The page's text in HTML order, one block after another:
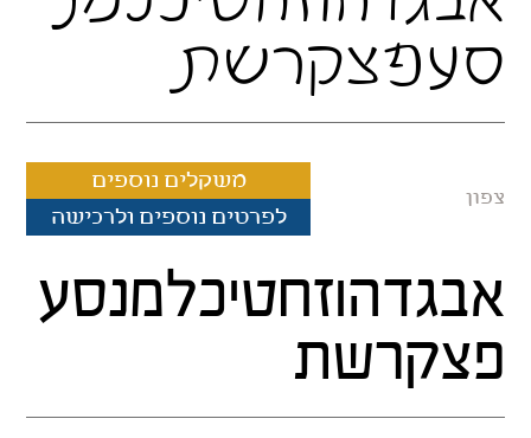
סעפצקרשת
צפון
משקלים נוספים
לפרטים נוספים ולרכישה
אבגדהוזחטיכלמנסע
פצקרשת